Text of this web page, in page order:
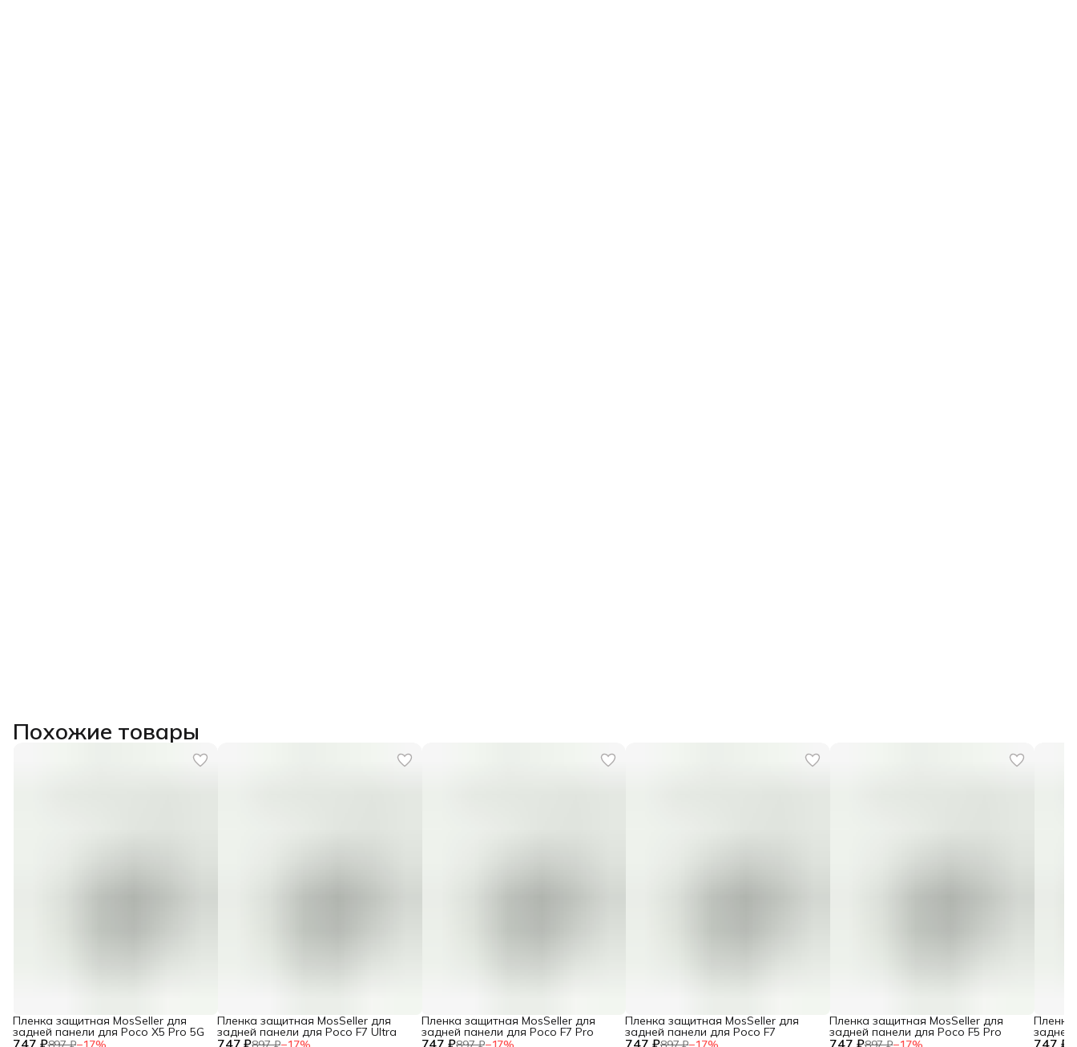
Похожие товары
Пленка защитная MosSeller для
задней панели для Poco X5 Pro 5G
Пленка защитная MosSeller для
задней панели для Poco F7 Ultra
Пленка защитная MosSeller для
задней панели для Poco F7 Pro
Пленка защитная MosSeller для
задней панели для Poco F7
Пленка защитная MosSeller для
задней панели для Poco F5 Pro
Пленка
задней